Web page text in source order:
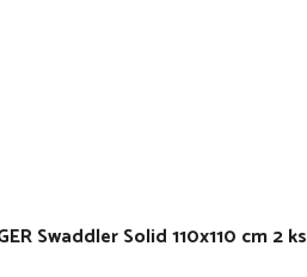
Swaddler Solid 110x110 cm 2 ks